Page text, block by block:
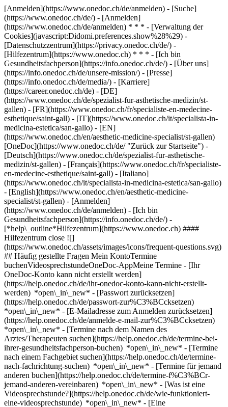
[Anmelden](https://www.onedoc.ch/de/anmelden) - [Suche]
(https://www.onedoc.ch/de/) - [Anmelden]
(https://www.onedoc.ch/de/anmelden) * * * - [Verwaltung der
Cookies](javascript:Didomi.preferences.show%28%29) -
[Datenschutzzentrum](https://privacy.onedoc.ch/de/) -
[Hilfezentrum](https://www.onedoc.ch) * * * - [Ich bin
Gesundheitsfachperson](https://info.onedoc.ch/de/) - [Über uns]
(https://info.onedoc.ch/de/unsere-mission/) - [Presse]
(https://info.onedoc.ch/de/media/) - [Karriere]
(https://career.onedoc.ch/de) - [DE]
(https://www.onedoc.ch/de/spezialist-fur-asthetische-medizin/st-
gallen) - [FR](https://www.onedoc.ch/fr/specialiste-en-medecine-
esthetique/saint-gall) - [IT](https://www.onedoc.ch/it/specialista-in-
medicina-estetica/san-gallo) - [EN]
(https://www.onedoc.ch/en/aesthetic-medicine-specialist/st-gallen)
[OneDoc](https://www.onedoc.ch/de/ "Zurück zur Startseite") -
[Deutsch](https://www.onedoc.ch/de/spezialist-fur-asthetische-
medizin/st-gallen) - [Français](https://www.onedoc.ch/fr/specialiste-
en-medecine-esthetique/saint-gall) - [Italiano]
(https://www.onedoc.ch/it/specialista-in-medicina-estetica/san-gallo)
- [English](https://www.onedoc.ch/en/aesthetic-medicine-
specialist/st-gallen) - [Anmelden]
(https://www.onedoc.ch/de/anmelden) - [Ich bin
Gesundheitsfachperson](https://info.onedoc.ch/de/) -
[*help\_outline*Hilfezentrum](https://www.onedoc.ch) ####
Hilfezentrum close ![]
(https://www.onedoc.ch/assets/images/icons/frequent-questions.svg)
## Häufig gestellte Fragen Mein KontoTermine
buchenVideosprechstundeOneDoc-AppMeine Termine - [Ihr
OneDoc-Konto kann nicht erstellt werden]
(https://help.onedoc.ch/de/ihr-onedoc-konto-kann-nicht-erstellt-
werden) *open\_in\_new* - [Passwort zurücksetzen]
(https://help.onedoc.ch/de/passwort-zur%C3%BCcksetzen)
*open\_in\_new* - [E-Mailadresse zum Anmelden zurücksetzen]
(https://help.onedoc.ch/de/anmelde-e-mail-zur%C3%BCcksetzen)
*open\_in\_new* - [Termine nach dem Namen des
Arztes/Therapeuten suchen](https://help.onedoc.ch/de/termine-bei-
ihrer-gesundheitsfachperson-buchen) *open\_in\_new* - [Termine
nach einem Fachgebiet suchen](https://help.onedoc.ch/de/termine-
nach-fachrichtung-suchen) *open\_in\_new* - [Termine für jemand
anderen buchen](https://help.onedoc.ch/de/termine-f%C3%BCr-
jemand-anderen-vereinbaren) *open\_in\_new* - [Was ist eine
Videosprechstunde?](https://help.onedoc.ch/de/wie-funktioniert-
eine-videosprechstunde) *open\_in\_new* - [Eine